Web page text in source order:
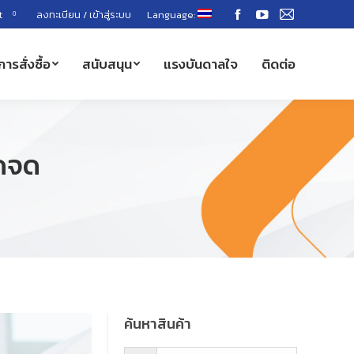
0 ลงทะเบียน / เข้าสู่ระบบ Language:
Facebook
opens
window
YouTube
opens
new
window
Mail
opens
new
ารสั่งซื้อ สนับสนุน แรงบันดาลใจ ติดต่อ
จด
ค้นหาสินค้า